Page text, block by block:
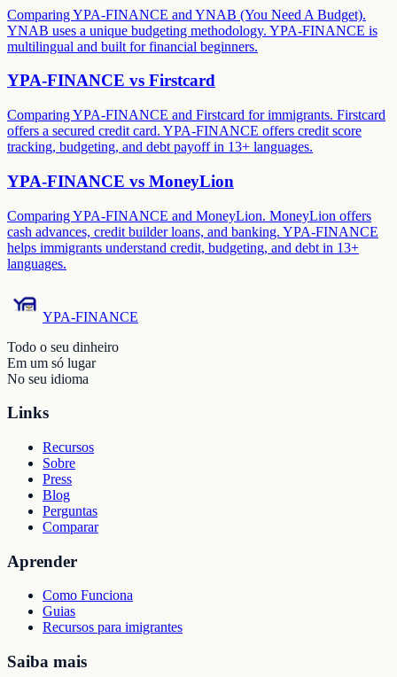
Comparing YPA-FINANCE and YNAB (You Need A Budget).
YNAB uses a unique budgeting methodology. YPA-FINANCE is
multilingual and built for financial beginners.
YPA-FINANCE vs Firstcard
Comparing YPA-FINANCE and Firstcard for immigrants. Firstcard
offers a secured credit card. YPA-FINANCE offers credit score
tracking, budgeting, and debt payoff in 13+ languages.
YPA-FINANCE vs MoneyLion
Comparing YPA-FINANCE and MoneyLion. MoneyLion offers
cash advances, credit builder loans, and banking. YPA-FINANCE
helps immigrants understand credit, budgeting, and debt in 13+
languages.
YPA-FINANCE
Todo o seu dinheiro
Em um só lugar
No seu idioma
Links
Recursos
Sobre
Press
Blog
Perguntas
Comparar
Aprender
Como Funciona
Guias
Recursos para imigrantes
Saiba mais